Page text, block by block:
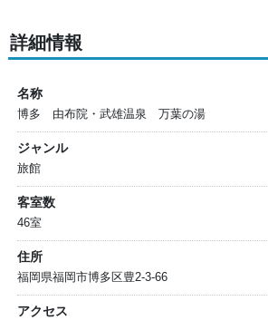
詳細情報
名称
博多 由布院・武雄温泉 万葉の湯
ジャンル
旅館
客室数
46室
住所
福岡県福岡市博多区豊2-3-66
アクセス